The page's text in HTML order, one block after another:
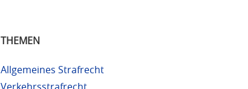
THEMEN
Allgemeines Strafrecht